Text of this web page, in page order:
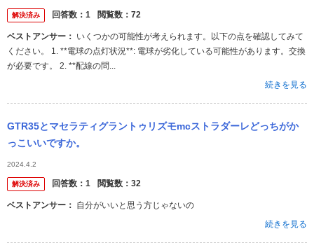
解決済み 回答数： 1 閲覧数： 72
ベストアンサー：
ください。 1. **電球の点灯状況**: 電球が劣化している可能性があります。交換
が必要です。 2. **配線の問...
続きを見る
GTR35とマセラティグラントゥリズモmcストラダーレどっちがか
っこいいですか。
2024.4.2
解決済み 回答数： 1 閲覧数： 32
ベストアンサー： 自分がいいと思う方じゃないの
続きを見る